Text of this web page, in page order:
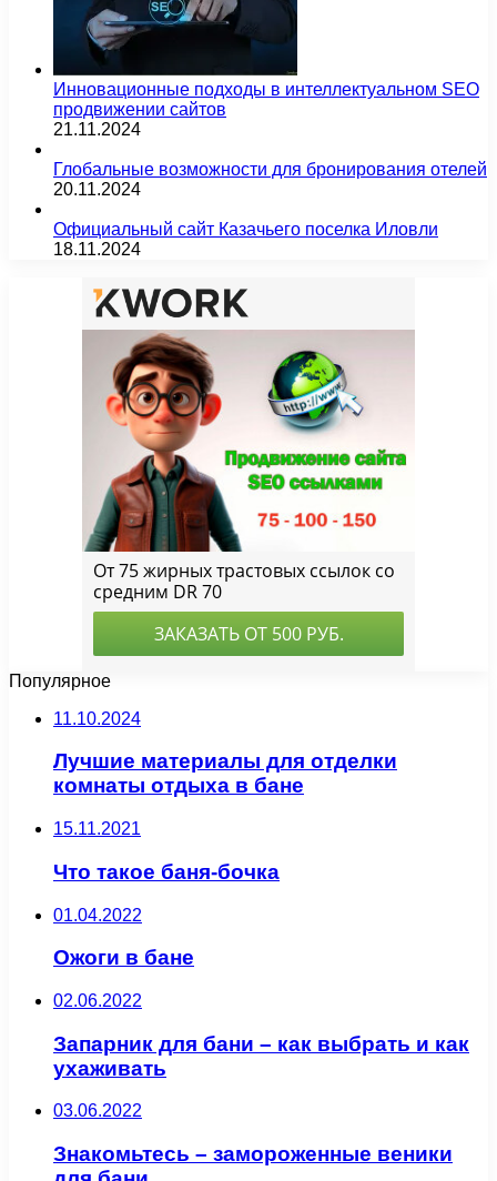
Инновационные подходы в интеллектуальном SEO
продвижении сайтов
21.11.2024
Глобальные возможности для бронирования отелей
20.11.2024
Официальный сайт Казачьего поселка Иловли
18.11.2024
Популярное
11.10.2024
Лучшие материалы для отделки
комнаты отдыха в бане
15.11.2021
Что такое баня-бочка
01.04.2022
Ожоги в бане
02.06.2022
Запарник для бани – как выбрать и как
ухаживать
03.06.2022
Знакомьтесь – замороженные веники